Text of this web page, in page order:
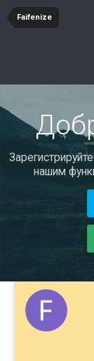
Faifenize
нашим